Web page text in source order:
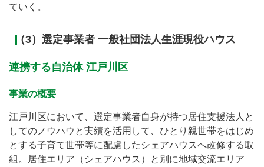
ていく。
（3）選定事業者 一般社団法人生涯現役ハウス
連携する自治体 江戸川区
事業の概要
江戸川区において、選定事業者自身が持つ居住支援法人と
してのノウハウと実績を活用して、ひとり親世帯をはじめ
とする子育て世帯等に配慮したシェアハウスへ改修する取
組。居住エリア（シェアハウス）と別に地域交流エリア